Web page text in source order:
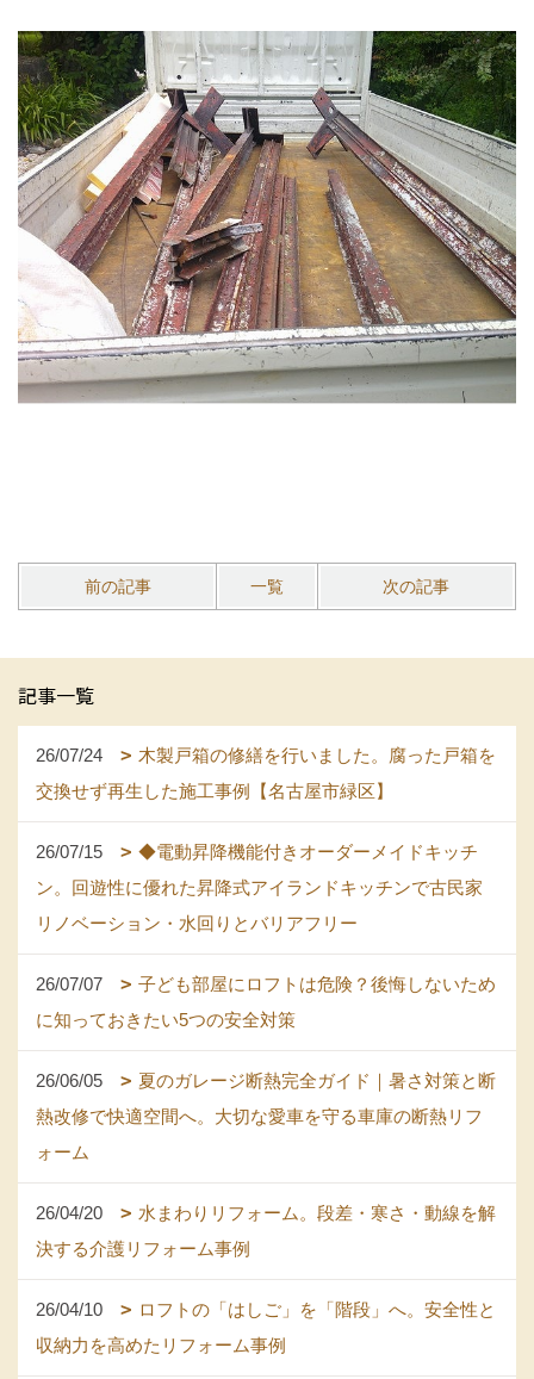
前の記事 一覧 次の記事
記事一覧
26/07/24
木製戸箱の修繕を行いました。腐った戸箱を
交換せず再生した施工事例【名古屋市緑区】
26/07/15
◆電動昇降機能付きオーダーメイドキッチ
ン。回遊性に優れた昇降式アイランドキッチンで古民家
リノベーション・水回りとバリアフリー
26/07/07
子ども部屋にロフトは危険？後悔しないため
に知っておきたい5つの安全対策
26/06/05
夏のガレージ断熱完全ガイド｜暑さ対策と断
熱改修で快適空間へ。大切な愛車を守る車庫の断熱リフ
ォーム
26/04/20
水まわりリフォーム。段差・寒さ・動線を解
決する介護リフォーム事例
26/04/10
ロフトの「はしご」を「階段」へ。安全性と
収納力を高めたリフォーム事例